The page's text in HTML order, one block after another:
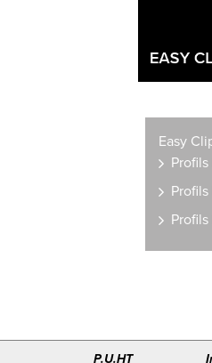
EASY
Easy
P.U.HT